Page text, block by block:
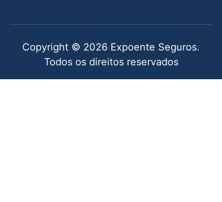
Copyright © 2026 Expoente Seguros.
Todos os direitos reservados